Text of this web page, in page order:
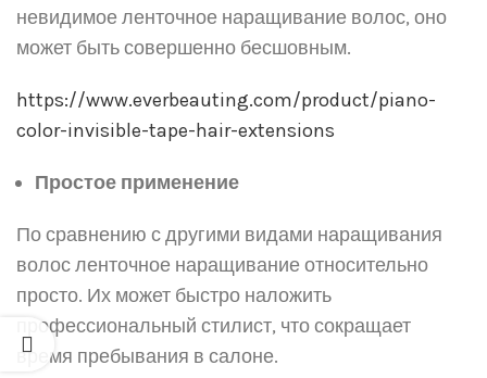
невидимое ленточное наращивание волос, оно
может быть совершенно бесшовным.
https://www.everbeauting.com/product/piano-
color-invisible-tape-hair-extensions
Простое применение
По сравнению с другими видами наращивания
волос ленточное наращивание относительно
просто. Их может быстро наложить
профессиональный стилист, что сокращает
время пребывания в салоне.